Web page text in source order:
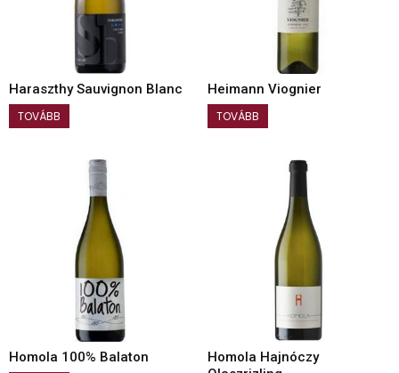
Haraszthy Sauvignon Blanc
TOVÁBB
Heimann Viognier
TOVÁBB
Homola 100% Balaton
Homola Hajnóczy